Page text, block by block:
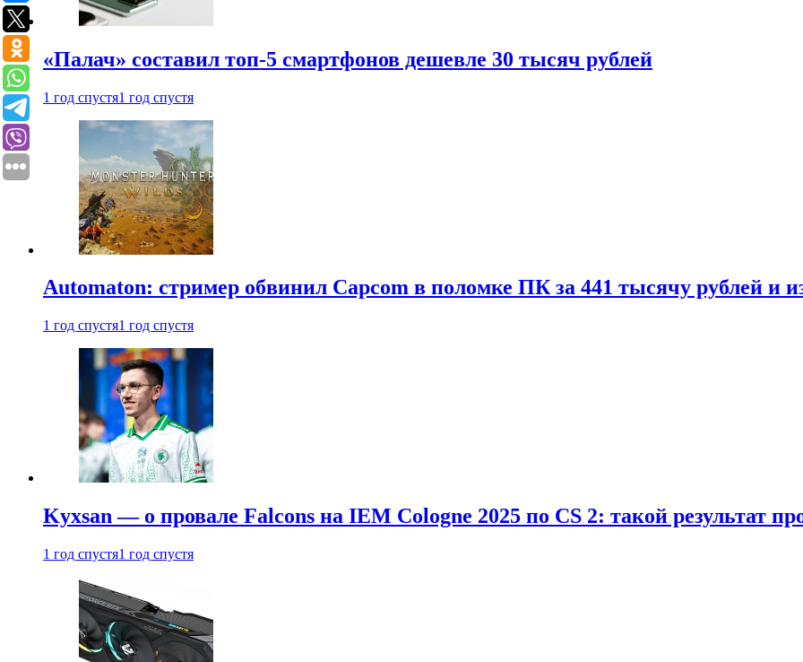
«Палач» составил топ-5 смартфонов дешевле 30 тысяч рублей
1 год спустя1 год спустя
Automaton: стример обвинил Capcom в поломке ПК за 441 тысячу рублей и
1 год спустя1 год спустя
Kyxsan — о провале Falcons на IEM Cologne 2025 по CS 2: такой результат
1 год спустя1 год спустя